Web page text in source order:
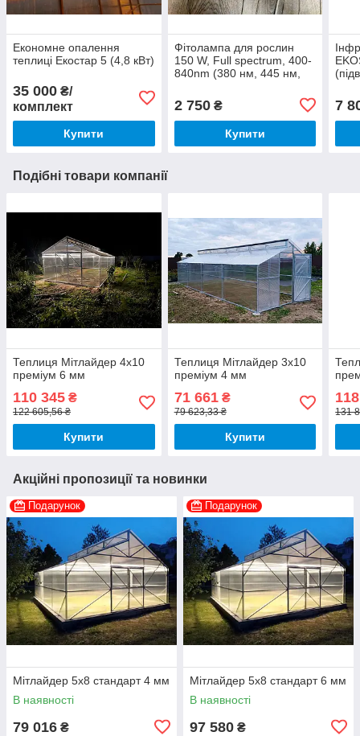
Економне опалення
теплиці Екостар 5 (4,8 кВт)
35 000 ₴/
комплект
Купити
Фітолампа для рослин
150 W, Full spectrum, 400-
840nm (380 нм, 445 нм,
6660 нм + 3000 К)
2 750₴
Купити
7
Подібні товари компанії
Теплиця Мітлайдер 4х10
преміум 6 мм
110 345 ₴
122 605,56 ₴
Купити
Теплиця Мітлайдер 3х10
преміум 4 мм
71 661₴
79 623,33 ₴
Купити
131
Акційні пропозиції та новинки
Подарунок
Мітлайдер 5х8 стандарт 4 мм
В наявності
79 016 ₴
Подарунок
Мітлайдер 5х8 стандарт 6 мм
В наявності
97 580 ₴